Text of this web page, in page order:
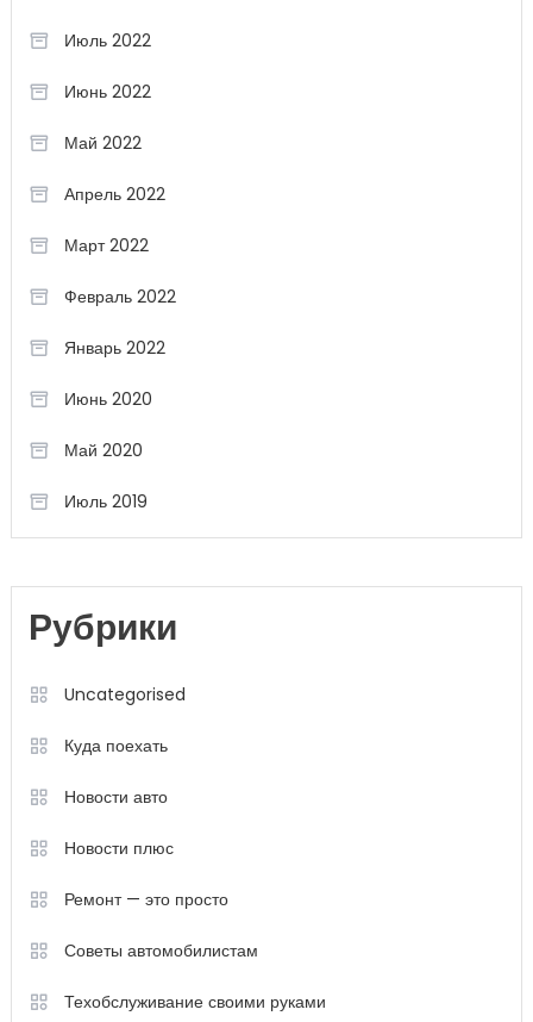
Июль 2022
Июнь 2022
Май 2022
Апрель 2022
Март 2022
Февраль 2022
Январь 2022
Июнь 2020
Май 2020
Июль 2019
Рубрики
Uncategorised
Куда поехать
Новости авто
Новости плюс
Ремонт — это просто
Советы автомобилистам
Техобслуживание своими руками